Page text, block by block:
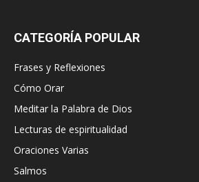
CATEGORÍA POPULAR
Frases y Reflexiones
Cómo Orar
Meditar la Palabra de Dios
Lecturas de espiritualidad
Oraciones Varias
Salmos